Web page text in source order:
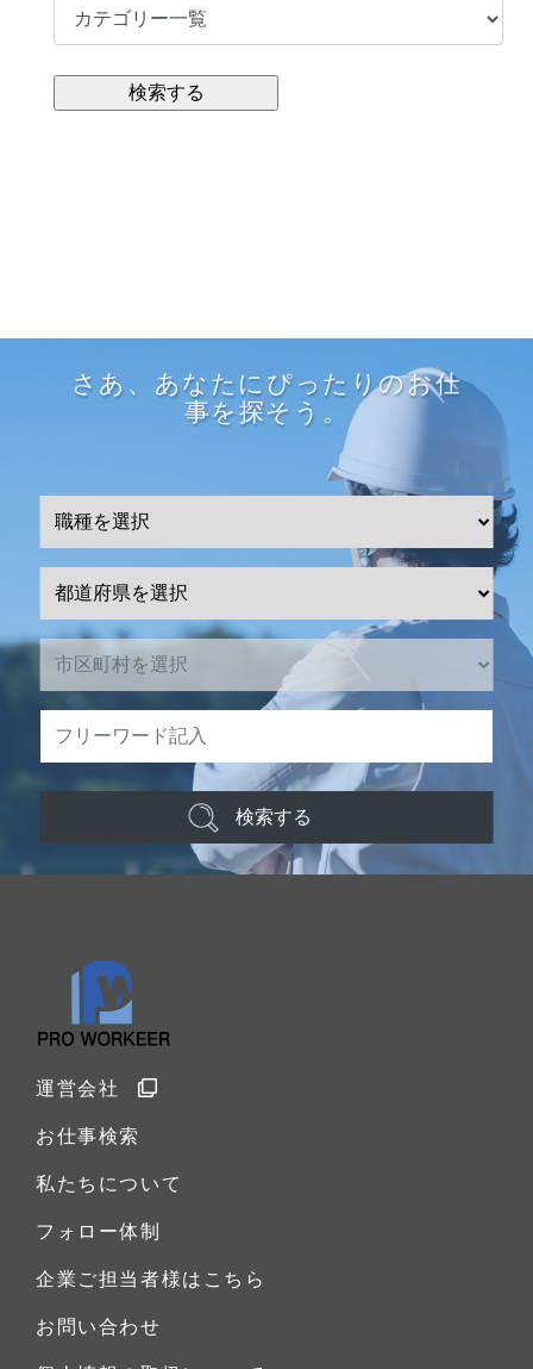
さあ、あなたにぴったりのお仕
事を探そう。
検索する
運営会社
お仕事検索
私たちについて
フォロー体制
企業ご担当者様はこちら
お問い合わせ